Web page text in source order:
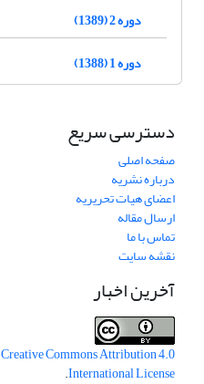
دوره 2 (1389)
دوره 1 (1388)
دسترسی سریع
صفحه اصلی
درباره نشریه
اعضای هیات تحریریه
ارسال مقاله
تماس با ما
نقشه سایت
آخرین اخبار
Creative Commons Attribution 4.0
International License
.